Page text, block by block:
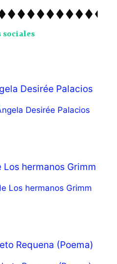
sociales
Desirée Palacios
hermanos Grimm
Requena (Poema)